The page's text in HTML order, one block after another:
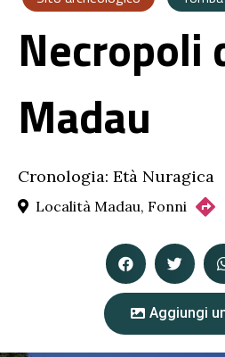
Necropoli
Madau
Cronologia: Età Nuragica
Località Madau, Fonni
Aggiungi